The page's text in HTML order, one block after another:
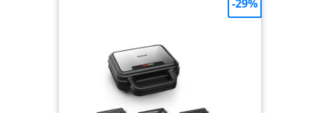
RANGEMENT PRATIQUE : range cordon pour plus
-29%